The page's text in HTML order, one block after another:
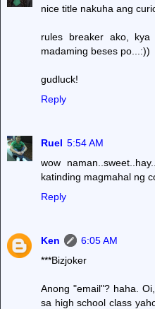
nice title nakuha ang
rules breaker ako,
madaming beses po...:))
gudluck!
Reply
Ruel 5:54 AM
wow
katinding magmahal ng
Reply
Ken
6:05 AM
***Bizjoker
Anong "email"? haha.
sa high school class